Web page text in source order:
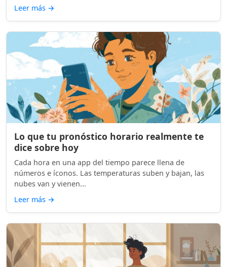
Leer más →
Lo que tu pronóstico horario realmente te
dice sobre hoy
Cada hora en una app del tiempo parece llena de
números e íconos. Las temperaturas suben y bajan, las
nubes van y vienen...
Leer más →